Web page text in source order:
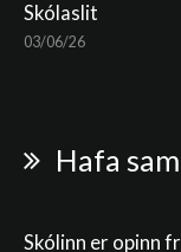
Skólaslit
03/06/26
Hafa
Skólinn er opinn